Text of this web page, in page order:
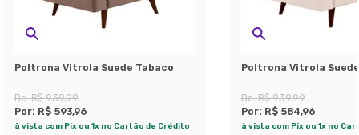
Poltrona Vitrola Suede Tabaco
De:R$ 939,99
Por: R$ 593,96
à vista com Pix ou 1x no Cartão de Crédito
Poltrona Vitrola
De:R$ 939,99
Por: R$ 584,96
à vista com Pix ou 1x no